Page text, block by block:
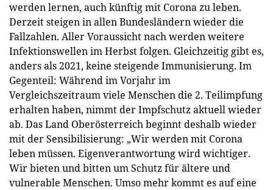
werden lernen, auch künftig mit Corona zu leben.
Derzeit steigen in allen Bundesländern wieder die
Fallzahlen. Aller Voraussicht nach werden weitere
Infektionswellen im Herbst folgen. Gleichzeitig gibt es,
anders als 2021, keine steigende Immunisierung. Im
Gegenteil: Während im Vorjahr im
Vergleichszeitraum viele Menschen die 2. Teilimpfung
erhalten haben, nimmt der Impfschutz aktuell wieder
ab. Das Land Oberösterreich beginnt deshalb wieder
mit der Sensibilisierung: „Wir werden mit Corona
leben müssen. Eigenverantwortung wird wichtiger.
Wir bieten und bitten um Schutz für ältere und
vulnerable Menschen. Umso mehr kommt es auf eine